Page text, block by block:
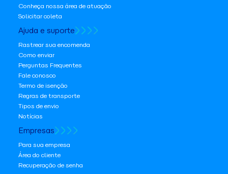
Conheça nossa área de atuação
Solicitar coleta
Ajuda e suporte
Rastrear sua encomenda
Como enviar
Perguntas Frequentes
Fale conosco
Termo de isenção
Regras de transporte
Tipos de envio
Notícias
Empresas
Para sua empresa
Área do cliente
Recuperação de senha